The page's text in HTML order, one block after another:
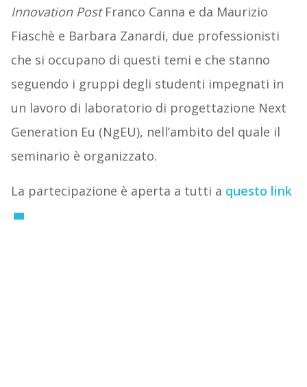
Innovation PostFranco Canna e da Maurizio
Fiaschè e Barbara Zanardi, due professionisti
che si occupano di questi temi e che stanno
seguendo i gruppi degli studenti impegnati in
un lavoro di laboratorio di progettazione Next
Generation Eu (NgEU), nell’ambito del quale il
seminario è organizzato.
La partecipazione è aperta a tutti a questo link